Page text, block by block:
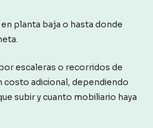
planta baja o hasta donde
por escaleras o recorridos de
costo adicional, dependiendo
subir y cuanto mobiliario haya